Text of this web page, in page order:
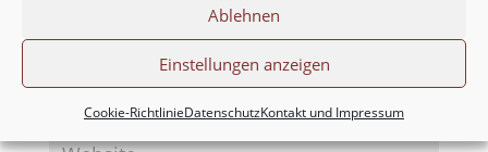
Ablehnen
Einstellungen anzeigen
Cookie-RichtlinieDatenschutzKontakt und Impressum